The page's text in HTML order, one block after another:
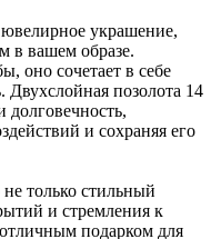
украшение,
в вашем образе.
оно сочетает в себе
Двухслойная позолота 14
долговечность,
и сохраняя его
только стильный
и стремления к
подарком для